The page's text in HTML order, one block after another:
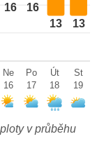
16 16
13 13
Ne
16
Po
17
Út
18
St
19
v průběhu